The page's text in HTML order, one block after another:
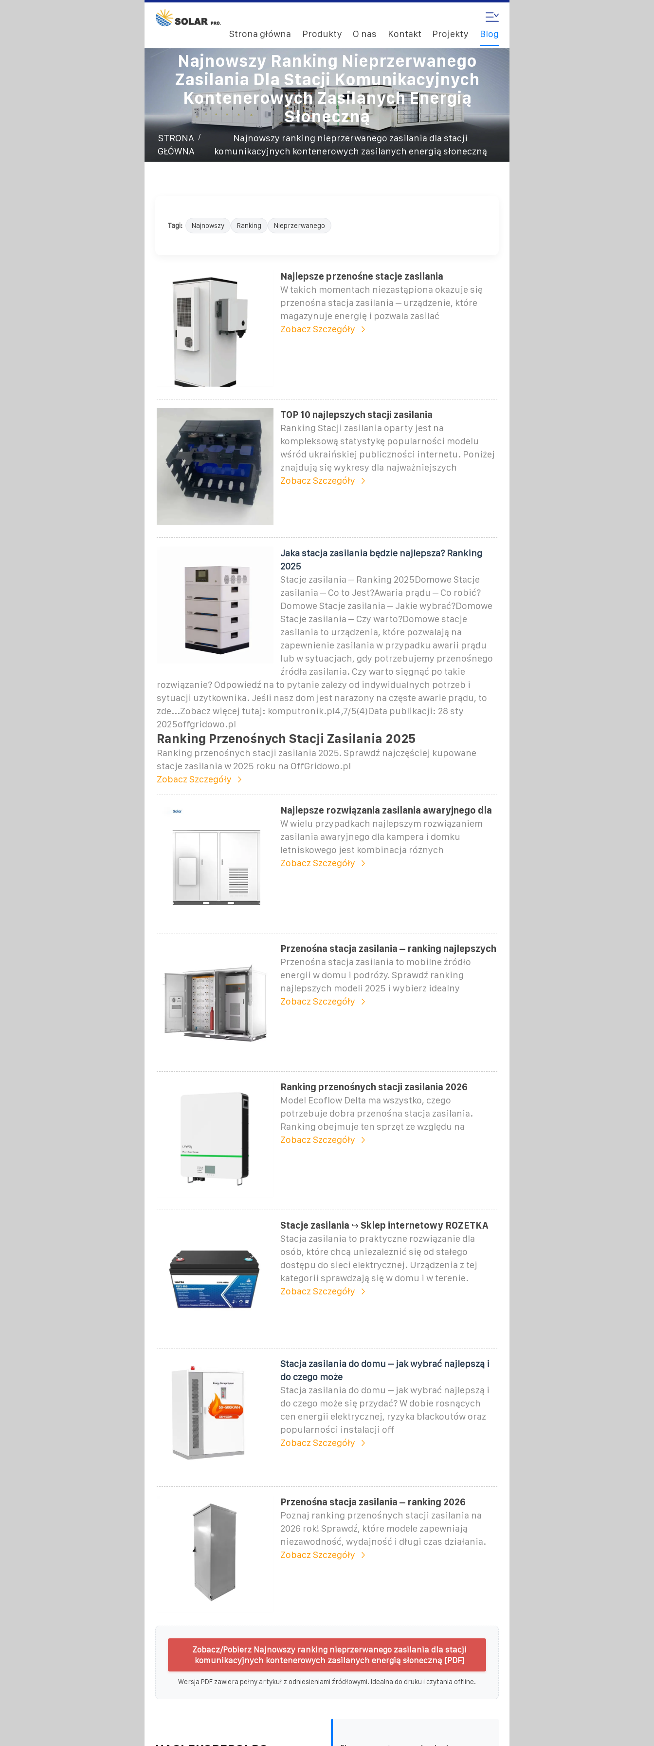
Strona główna Produkty O nas Kontakt Projekty Blog
Najnowszy Ranking Nieprzerwanego
Zasilania Dla Stacji Komunikacyjnych
Kontenerowych Zasilanych Energią
Słoneczną
STRONA
GŁÓWNA
/
Najnowszy ranking nieprzerwanego zasilania dla stacji
komunikacyjnych kontenerowych zasilanych energią słoneczną
Tagi: Najnowszy Ranking Nieprzerwanego
Najlepsze przenośne stacje zasilania
W takich momentach niezastąpiona okazuje się
przenośna stacja zasilania – urządzenie, które
magazynuje energię i pozwala zasilać
Zobacz Szczegóły
TOP 10 najlepszych stacji zasilania
Ranking Stacji zasilania oparty jest na
kompleksową statystykę popularności modelu
wśród ukraińskiej publiczności internetu. Poniżej
znajdują się wykresy dla najważniejszych
Zobacz Szczegóły
Jaka stacja zasilania będzie najlepsza? Ranking
2025
Stacje zasilania – Ranking 2025Domowe Stacje
zasilania – Co to Jest?Awaria prądu – Co robić?
Domowe Stacje zasilania – Jakie wybrać?Domowe
Stacje zasilania – Czy warto?Domowe stacje
zasilania to urządzenia, które pozwalają na
zapewnienie zasilania w przypadku awarii prądu
lub w sytuacjach, gdy potrzebujemy przenośnego
źródła zasilania. Czy warto sięgnąć po takie
rozwiązanie? Odpowiedź na to pytanie zależy od indywidualnych potrzeb i
sytuacji użytkownika. Jeśli nasz dom jest narażony na częste awarie prądu, to
zde...Zobacz więcej tutaj: komputronik.pl4,7/5(4)Data publikacji: 28 sty
2025offgridowo.pl
Ranking Przenośnych Stacji Zasilania 2025
Ranking przenośnych stacji zasilania 2025. Sprawdź najczęściej kupowane
stacje zasilania w 2025 roku na OffGridowo.pl
Zobacz Szczegóły
Najlepsze rozwiązania zasilania awaryjnego dla
W wielu przypadkach najlepszym rozwiązaniem
zasilania awaryjnego dla kampera i domku
letniskowego jest kombinacja różnych
Zobacz Szczegóły
Przenośna stacja zasilania – ranking najlepszych
Przenośna stacja zasilania to mobilne źródło
energii w domu i podróży. Sprawdź ranking
najlepszych modeli 2025 i wybierz idealny
Zobacz Szczegóły
Ranking przenośnych stacji zasilania 2026
Model Ecoflow Delta ma wszystko, czego
potrzebuje dobra przenośna stacja zasilania.
Ranking obejmuje ten sprzęt ze względu na
Zobacz Szczegóły
Stacje zasilania ↪ Sklep internetowy ROZETKA
Stacja zasilania to praktyczne rozwiązanie dla
osób, które chcą uniezależnić się od stałego
dostępu do sieci elektrycznej. Urządzenia z tej
kategorii sprawdzają się w domu i w terenie.
Zobacz Szczegóły
Stacja zasilania do domu – jak wybrać najlepszą i
do czego może
Stacja zasilania do domu – jak wybrać najlepszą i
do czego może się przydać? W dobie rosnących
cen energii elektrycznej, ryzyka blackoutów oraz
popularności instalacji off
Zobacz Szczegóły
Przenośna stacja zasilania – ranking 2026
Poznaj ranking przenośnych stacji zasilania na
2026 rok! Sprawdź, które modele zapewniają
niezawodność, wydajność i długi czas działania.
Zobacz Szczegóły
Zobacz/Pobierz Najnowszy ranking nieprzerwanego zasilania dla stacji
komunikacyjnych kontenerowych zasilanych energią słoneczną [PDF]
Wersja PDF zawiera pełny artykuł z odniesieniami źródłowymi. Idealna do druku i czytania offline.